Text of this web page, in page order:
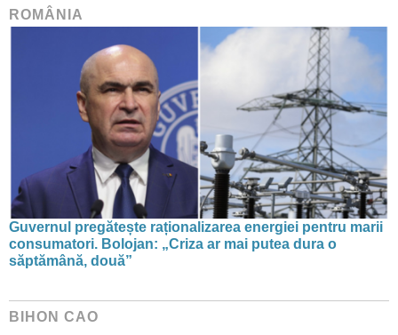
ROMÂNIA
Guvernul pregătește raționalizarea energiei pentru marii
consumatori. Bolojan: „Criza ar mai putea dura o
săptămână, două”
BIHON CAO